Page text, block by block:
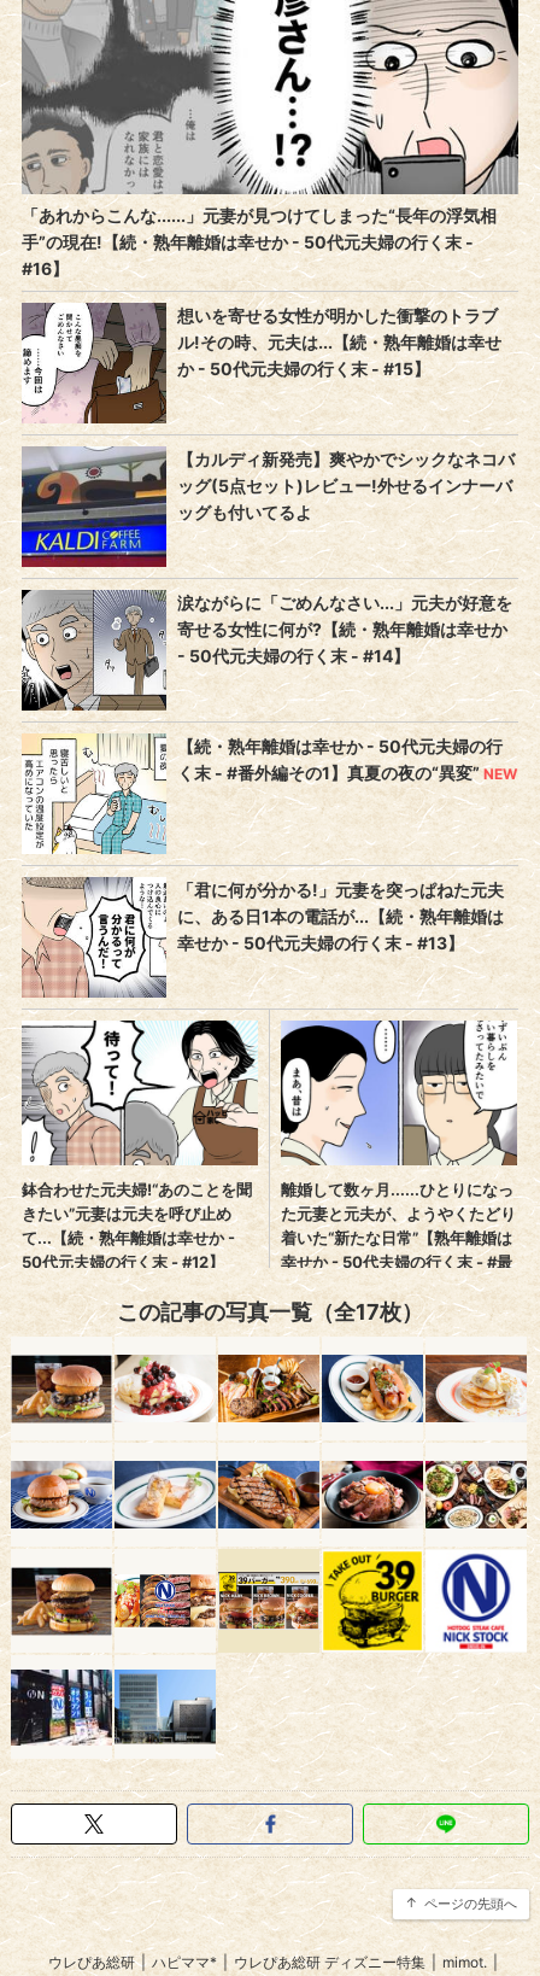
この記事の写真一覧（全17枚）
ページの先頭へ
ウレぴあ総研 | ハピママ* | ウレぴあ総研 ディズニー特集 mimot.